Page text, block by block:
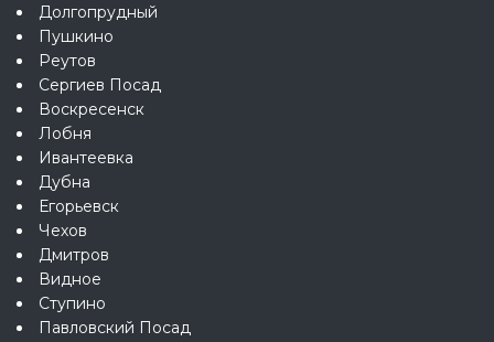
Долгопрудный
Пушкино
Реутов
Сергиев Посад
Воскресенск
Лобня
Ивантеевка
Дубна
Егорьевск
Чехов
Дмитров
Видное
Ступино
Павловский Посад